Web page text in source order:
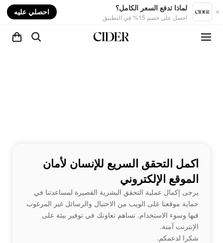
لماذا تدفع السعر الكامل؟
احصل على خصم 15% في التطبيق
احصلي عليه
اكمل التحقق السريع للإنسان لأمان
الموقع الإلكتروني
يرجى إكمال عملية التحقق البشرية القصيرة لمساعدتنا في
حماية موقعنا على الويب من الاحتيال والرسائل غير المرغوب
فيها وسوء الاستخدام. تساهم تعاونك في توفير بيئة على
الإنترنت آمنة.
شكرا لدعمكم.